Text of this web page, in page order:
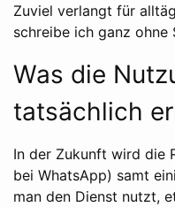
Zuviel verlangt für
schreibe ich ganz ohne
Was die
tatsächlich
In der Zukunft wird die
bei WhatsApp) samt
man den Dienst nutzt,